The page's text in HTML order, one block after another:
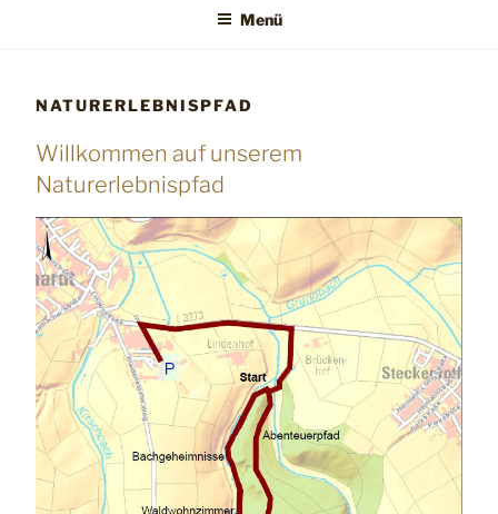
Menü
NATURERLEBNISPFAD
Willkommen auf unserem
Naturerlebnispfad